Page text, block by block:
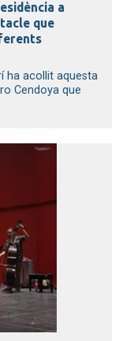
a
que
ha acollit aquesta
Cendoya que